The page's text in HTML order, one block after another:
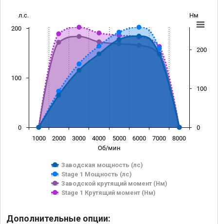
Об/мин
л.с. Нм
Заводская мощность (лс)
Stage 1 Мощность (лс)
Заводской крутящий момент (Нм)
Stage 1 Крутящий момент (Нм)
1000 2000 3000 4000 5000 6000 7000 8000
0
100
200
0
100
200
Дополнительные опции: